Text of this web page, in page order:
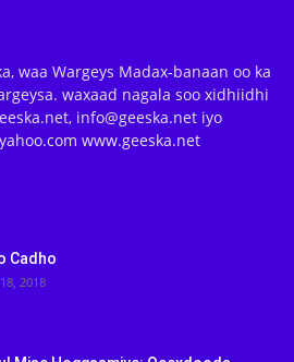
waa Wargeys Madax-banaan oo ka
waxaad nagala soo xidhiidhi
info@geeska.net iyo
www.geeska.net
Cadho
2018